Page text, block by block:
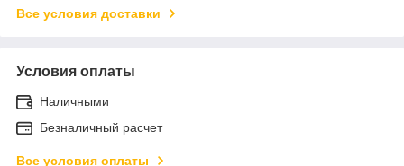
Все условия доставки
Условия оплаты
Наличными
Безналичный расчет
Все условия оплаты